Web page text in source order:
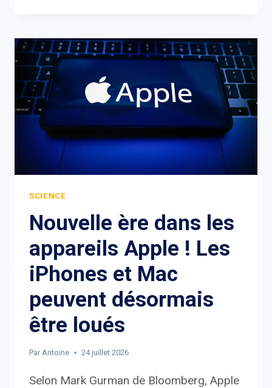
SCIENCE
Nouvelle ère dans les
appareils Apple ! Les
iPhones et Mac
peuvent désormais
être loués
Par Antoine 24 juillet 2026
Selon Mark Gurman de Bloomberg, Apple